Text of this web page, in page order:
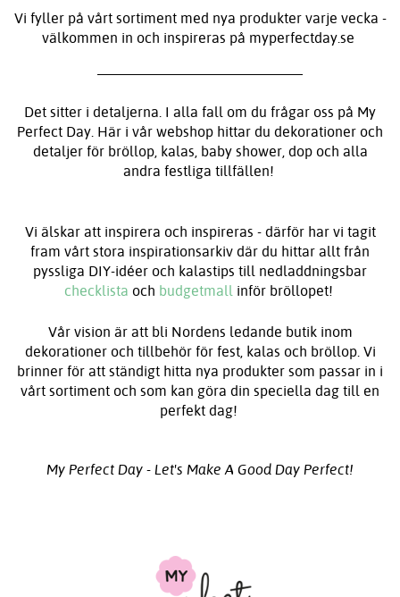
Vi fyller på vårt sortiment med nya produkter varje vecka -
välkommen in och inspireras på myperfectday.se
Det sitter i detaljerna. I alla fall om du frågar oss på My
Perfect Day. Här i vår webshop hittar du dekorationer och
detaljer för bröllop, kalas, baby shower, dop och alla
andra festliga tillfällen!
Vi älskar att inspirera och inspireras - därför har vi tagit
fram vårt stora inspirationsarkiv där du hittar allt från
pyssliga DIY-idéer och kalastips till nedladdningsbar
checklista och budgetmallinför bröllopet!
Vår vision är att bli Nordens ledande butik inom
dekorationer och tillbehör för fest, kalas och bröllop. Vi
brinner för att ständigt hitta nya produkter som passar in i
vårt sortiment och som kan göra din speciella dag till en
perfekt dag!
My Perfect Day - Let's Make A Good Day Perfect!